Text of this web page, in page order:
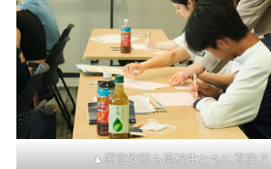
▲運営安部も高校生たちに直接ア